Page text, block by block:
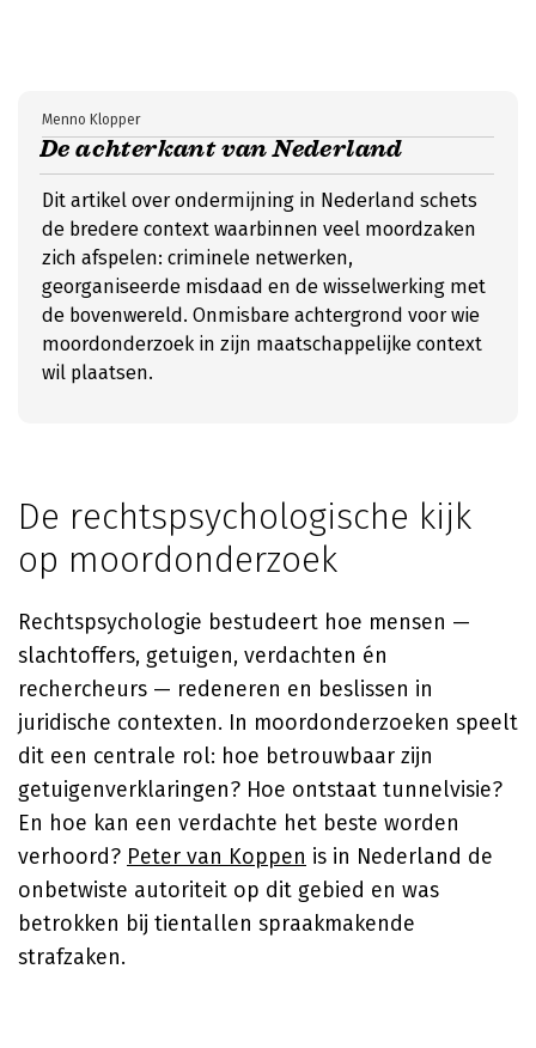
De achterkant van Nederland
Menno Klopper
Dit artikel over ondermijning in Nederland schets
de bredere context waarbinnen veel moordzaken
zich afspelen: criminele netwerken,
georganiseerde misdaad en de wisselwerking met
de bovenwereld. Onmisbare achtergrond voor wie
moordonderzoek in zijn maatschappelijke context
wil plaatsen.
De rechtspsychologische kijk
op moordonderzoek
Rechtspsychologie bestudeert hoe mensen —
slachtoffers, getuigen, verdachten én
rechercheurs — redeneren en beslissen in
juridische contexten. In moordonderzoeken speelt
dit een centrale rol: hoe betrouwbaar zijn
getuigenverklaringen? Hoe ontstaat tunnelvisie?
En hoe kan een verdachte het beste worden
verhoord? Peter van Koppen is in Nederland de
onbetwiste autoriteit op dit gebied en was
betrokken bij tientallen spraakmakende
strafzaken.